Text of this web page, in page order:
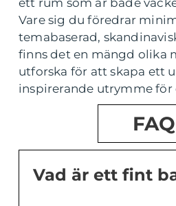
ett rum som är både
Vare sig du föredrar
temabaserad,
finns det en mängd olika
utforska för att skapa ett
inspirerande utrymme
FAQ
Vad är ett fint